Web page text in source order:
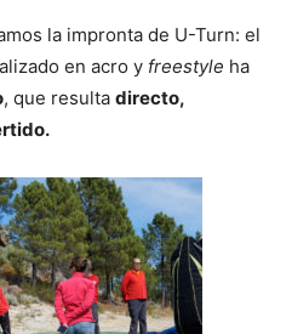
la impronta de U-Turn: el
en acro y freestyle ha
, que resulta directo,